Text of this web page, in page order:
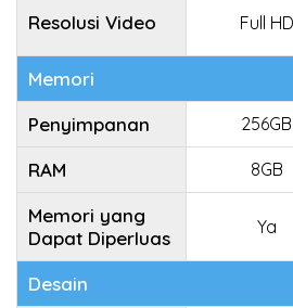
Resolusi Video Full HD
Memori
Penyimpanan
256GB
RAM 8GB
Memori yang
Dapat Diperluas
Ya
Desain